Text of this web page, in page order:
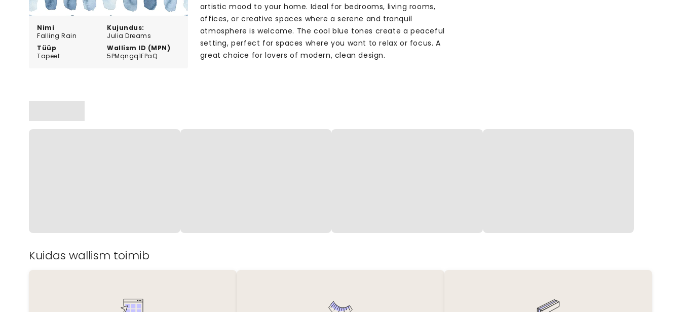
Nimi
Falling Rain
Kujundus:
Julia Dreams
Tüüp
Tapeet
Wallism ID (MPN)
5PMqngq1EPaQ
artistic mood to your home. Ideal for bedrooms, living rooms,
offices, or creative spaces where a serene and tranquil
atmosphere is welcome. The cool blue tones create a peaceful
setting, perfect for spaces where you want to relax or focus. A
great choice for lovers of modern, clean design.
Kuidas wallism toimib